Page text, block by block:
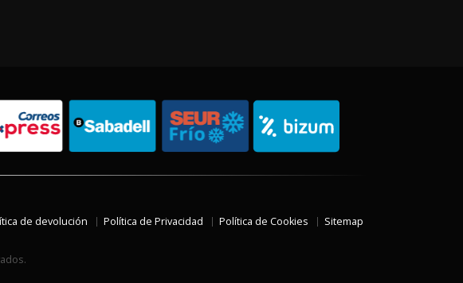
de devolución Política de Privacidad Política de Cookies Sitemap